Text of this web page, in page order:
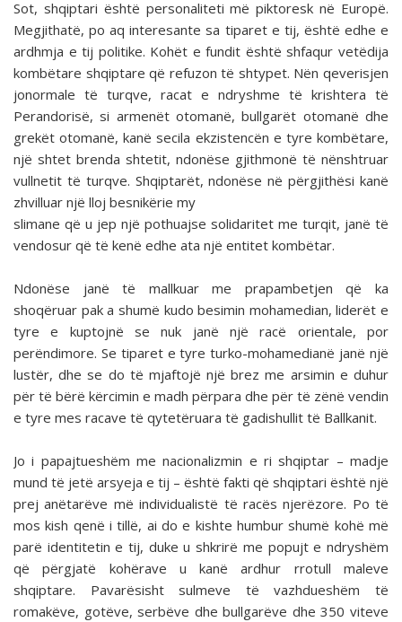
Sot, shqiptari është personaliteti më piktoresk në Europë.
Megjithatë, po aq interesante sa tiparet e tij, është edhe e
ardhmja e tij politike. Kohët e fundit është shfaqur vetëdija
kombëtare shqiptare që refuzon të shtypet. Nën qeverisjen
jonormale të turqve, racat e ndryshme të krishtera të
Perandorisë, si armenët otomanë, bullgarët otomanë dhe
grekët otomanë, kanë secila ekzistencën e tyre kombëtare,
një shtet brenda shtetit, ndonëse gjithmonë të nënshtruar
vullnetit të turqve. Shqiptarët, ndonëse në përgjithësi kanë
zhvilluar një lloj besnikërie my
slimane që u jep një pothuajse solidaritet me turqit, janë të
vendosur që të kenë edhe ata një entitet kombëtar.
Ndonëse janë të mallkuar me prapambetjen që ka
shoqëruar pak a shumë kudo besimin mohamedian, liderët e
tyre e kuptojnë se nuk janë një racë orientale, por
perëndimore. Se tiparet e tyre turko-mohamedianë janë një
lustër, dhe se do të mjaftojë një brez me arsimin e duhur
për të bërë kërcimin e madh përpara dhe për të zënë vendin
e tyre mes racave të qytetëruara të gadishullit të Ballkanit.
Jo i papajtueshëm me nacionalizmin e ri shqiptar – madje
mund të jetë arsyeja e tij – është fakti që shqiptari është një
prej anëtarëve më individualistë të racës njerëzore. Po të
mos kish qenë i tillë, ai do e kishte humbur shumë kohë më
parë identitetin e tij, duke u shkrirë me popujt e ndryshëm
që përgjatë kohërave u kanë ardhur rrotull maleve
shqiptare. Pavarësisht sulmeve të vazhdueshëm të
romakëve, gotëve, serbëve dhe bullgarëve dhe 350 viteve